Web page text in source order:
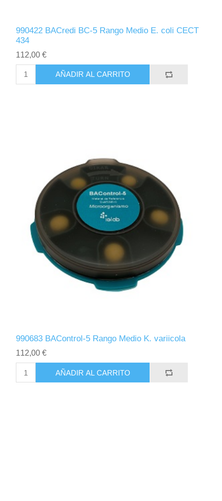
990422 BACredi BC-5 Rango Medio E. coli CECT
434
112,00 €
AÑADIR AL CARRITO
990683 BAControl-5 Rango Medio K. variicola
112,00 €
AÑADIR AL CARRITO